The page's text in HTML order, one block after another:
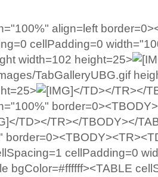
align=left
cellPadding=0
width=102 height=25>
TabGalleryUBG.gif
</TD></TR></
</TD></TR></TBODY></
cellPadding=0
bgColor=#ffffff><TABLE